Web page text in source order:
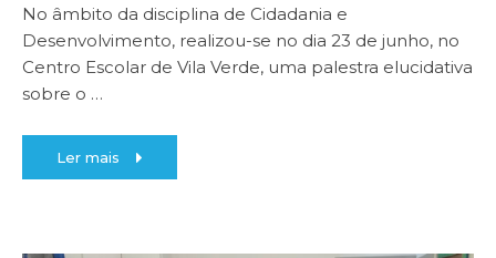
No âmbito da disciplina de Cidadania e
Desenvolvimento, realizou-se no dia 23 de junho, no
Centro Escolar de Vila Verde, uma palestra elucidativa
sobre o …
Ler mais